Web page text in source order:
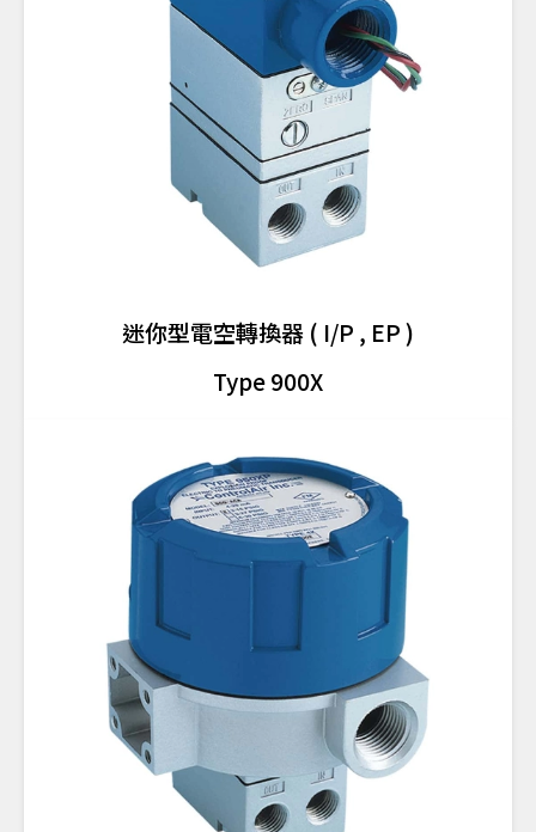
迷你型電空轉換器 ( I/P , EP )
Type 900X